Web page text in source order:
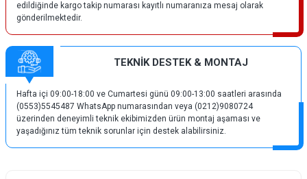
edildiğinde kargo takip numarası kayıtlı numaranıza mesaj olarak
gönderilmektedir.
TEKNİK DESTEK & MONTAJ
Hafta içi 09:00-18:00 ve Cumartesi günü 09:00-13:00 saatleri arasında
(0553)5545487 WhatsApp numarasından veya (0212)9080724
üzerinden deneyimli teknik ekibimizden ürün montaj aşaması ve
yaşadığınız tüm teknik sorunlar için destek alabilirsiniz.